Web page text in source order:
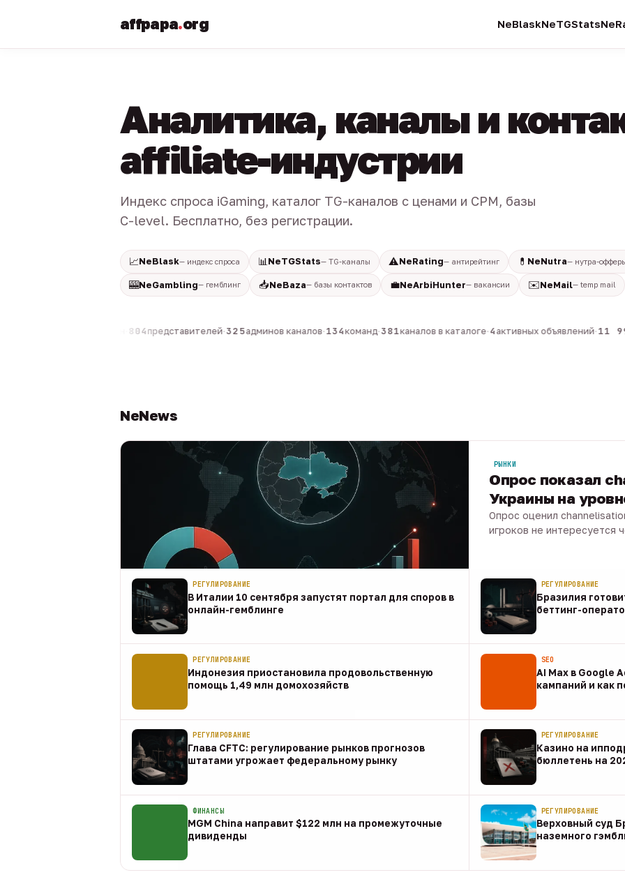
affpapa.org NeBlaskNeTGStats
Аналитика, каналы и
affiliate-индустрии
Индекс спроса iGaming, каталог TG-каналов с ценами и CPM, базы
C-level. Бесплатно, без регистрации.
📈NeBlask— индекс спроса 📊 NeTGStats— TG-каналы ⚠️NeRating— антирейтинг 💊 NeNutra— нутра-
🎰NeGambling— гемблинг 📥NeBaza— базы контактов 💼NeArbiHunter— вакансии ✉️NeMail— temp mail
804представителей·325админов каналов·134команд·381каналов в каталоге·4активных объявлений·11
NeNews
РЫНКИ
Опрос показал
Украины на
Опрос оценил
игроков не интересуется
РЕГУЛИРОВАНИЕ
В Италии 10 сентября запустят портал для споров в
онлайн-гемблинге
РЕГУЛИРОВАНИЕ
Бразилия
беттинг-
07 авг
РЕГУЛИРОВАНИЕ
Индонезия приостановила продовольственную
помощь 1,49 млн домохозяйств
SEO
AI Max в Google
кампаний и как
07 авг
РЕГУЛИРОВАНИЕ
Глава CFTC: регулирование рынков прогнозов
штатами угрожает федеральному рынку
РЕГУЛИРОВАНИЕ
Казино на
бюллетень на
07 авг
ФИНАНСЫ
MGM China направит $122 млн на промежуточные
дивиденды
РЕГУЛИРОВАНИЕ
Верховный суд
наземного
07 авг